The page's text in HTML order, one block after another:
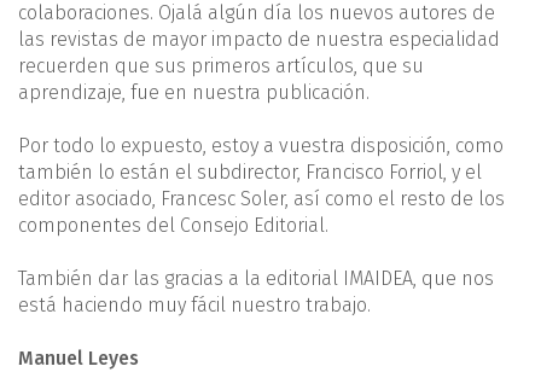
colaboraciones. Ojalá algún día los nuevos autores de
las revistas de mayor impacto de nuestra especialidad
recuerden que sus primeros artículos, que su
aprendizaje, fue en nuestra publicación.
Por todo lo expuesto, estoy a vuestra disposición, como
también lo están el subdirector, Francisco Forriol, y el
editor asociado, Francesc Soler, así como el resto de los
componentes del Consejo Editorial.
También dar las gracias a la editorial IMAIDEA, que nos
está haciendo muy fácil nuestro trabajo.
Manuel Leyes